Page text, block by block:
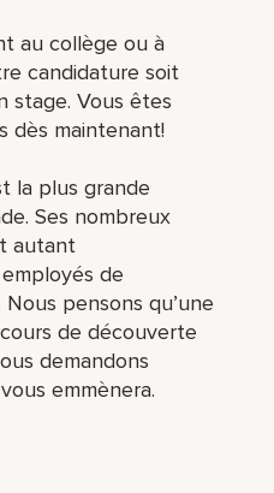
au collège ou à
candidature soit
stage. Vous êtes
dès maintenant!
la plus grande
Ses nombreux
autant
de
pensons qu’une
de découverte
demandons
emmènera.